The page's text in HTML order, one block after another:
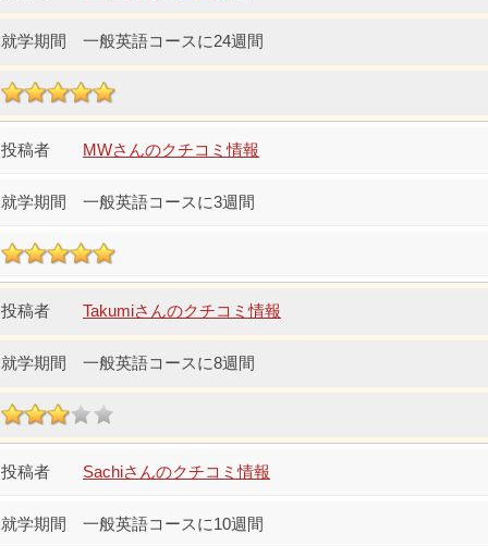
一般英語コースに24週間
MWさんのクチコミ情報
一般英語コースに3週間
Takumiさんのクチコミ情報
一般英語コースに8週間
Sachiさんのクチコミ情報
一般英語コースに10週間